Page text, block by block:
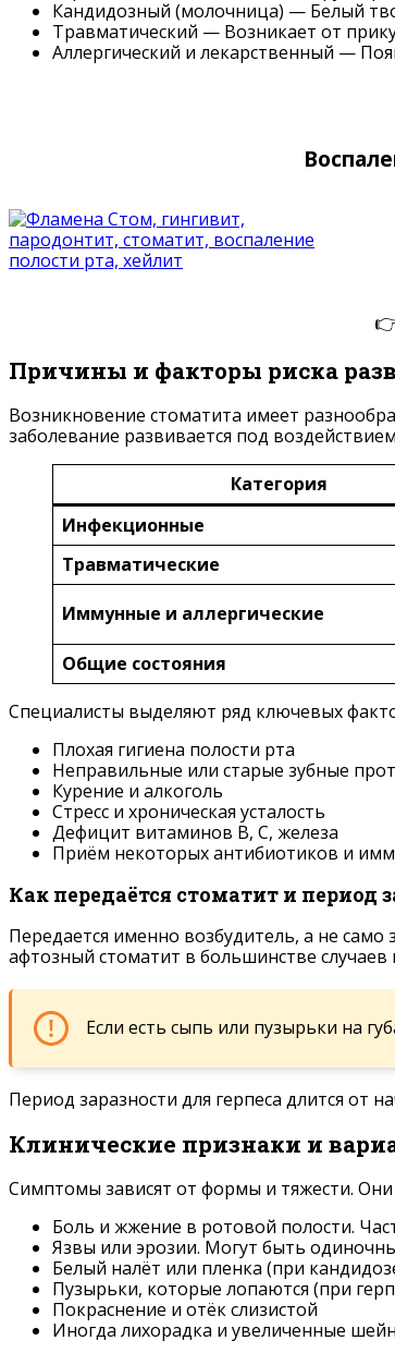
Кандидозный (молочница) — Белый
Травматический — Возникает от
Аллергический и лекарственный —
Причины и факторы риска
Возникновение стоматита имеет
заболевание развивается под
Категория
Инфекционные
Травматические
Иммунные и аллергические
Общие состояния
Специалисты выделяют ряд ключевых
Плохая гигиена полости рта
Неправильные или старые зубные
Курение и алкоголь
Стресс и хроническая усталость
Дефицит витаминов B, C, железа
Приём некоторых антибиотиков и
Как передаётся стоматит и период
Передается именно возбудитель, а не само
афтозный стоматит в большинстве
Если есть сыпь или пузырьки на
Период заразности для герпеса длится от
Клинические признаки и
Симптомы зависят от формы и тяжести.
Боль и жжение в ротовой полости.
Язвы или эрозии. Могут быть
Белый налёт или пленка (при
Пузырьки, которые лопаются (при
Покраснение и отёк слизистой
Иногда лихорадка и увеличенные